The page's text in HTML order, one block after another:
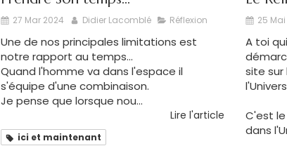
27 Mar 2024 Didier Lacomblé Réflexion
Une de nos principales limitations est
notre rapport au temps...
Quand l'homme va dans l'espace il
s'équipe d'une combinaison.
Je pense que lorsque nou...
Lire l'article
ici et maintenant
25
A toi
site sur
C'est
dans